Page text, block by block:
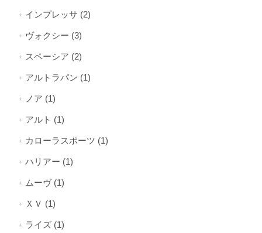
インプレッサ (2)
ヴォクシー (3)
スペーシア (2)
アルトラパン (1)
ノア (1)
アルト (1)
カローラスポーツ (1)
ハリアー (1)
ムーヴ (1)
ＸＶ (1)
ライズ (1)